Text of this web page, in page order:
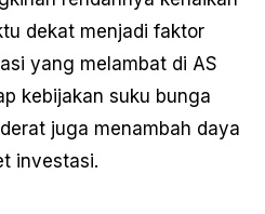
dekat menjadi faktor
yang melambat di AS
kebijakan suku bunga
juga menambah daya
investasi.